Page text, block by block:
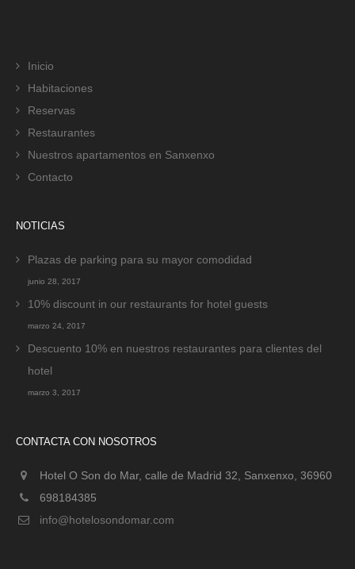
Inicio
Habitaciones
Reservas
Restaurantes
Nuestros apartamentos en Sanxenxo
Contacto
NOTICIAS
Plazas de parking para su mayor comodidad
junio 28, 2017
10% discount in our restaurants for hotel guests
marzo 24, 2017
Descuento 10% en nuestros restaurantes para clientes del
hotel
marzo 3, 2017
CONTACTA CON NOSOTROS
Hotel O Son do Mar, calle de Madrid 32, Sanxenxo, 36960
698184385
info@hotelosondomar.com